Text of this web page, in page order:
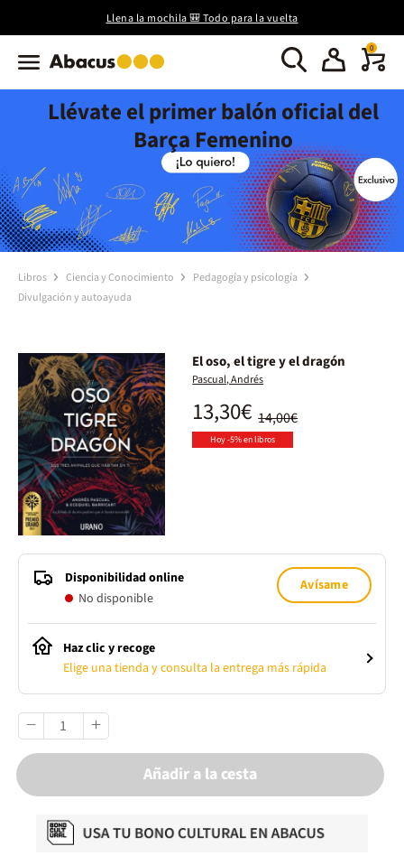
Llena la mochila 🎒 Todo para la vuelta
0
Llévate el primer balón oficial del
Barça Femenino
Libros Ciencia y Conocimiento
Pedagogía y psicología
Divulgación y autoayuda
El oso, el tigre y el dragón
Pascual, Andrés
14,00€
13,30€
Hoy -5% en libros
Disponibilidad online
No disponible
Avísame
Haz clic y recoge
Elige una tienda y consulta la entrega más rápida
Añadir a la cesta